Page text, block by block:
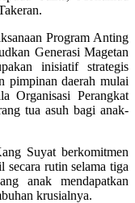
Program Anting
Generasi Magetan
inisiatif strategis
pimpinan daerah mulai
Organisasi Perangkat
tua asuh bagi anak-
Suyat berkomitmen
secara rutin selama tiga
anak mendapatkan
krusialnya.